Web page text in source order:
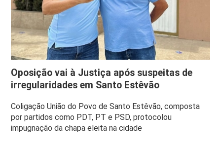
Oposição vai à Justiça após suspeitas de
irregularidades em Santo Estêvão
Coligação União do Povo de Santo Estêvão, composta
por partidos como PDT, PT e PSD, protocolou
impugnação da chapa eleita na cidade